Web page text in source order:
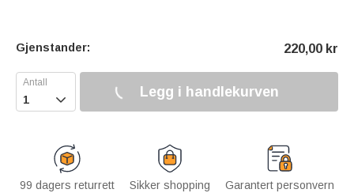
Gjenstander: 220,00 kr
 Legg i handlekurven
99 dagers returrett Sikker shopping Garantert personvern